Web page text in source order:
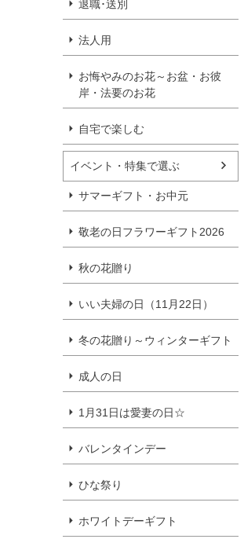
退職･送別
法人用
お悔やみのお花～お盆・お彼
岸・法要のお花
自宅で楽しむ
イベント・特集で選ぶ
サマーギフト・お中元
敬老の日フラワーギフト2026
秋の花贈り
いい夫婦の日（11月22日）
冬の花贈り～ウィンターギフト
成人の日
1月31日は愛妻の日☆
バレンタインデー
ひな祭り
ホワイトデーギフト